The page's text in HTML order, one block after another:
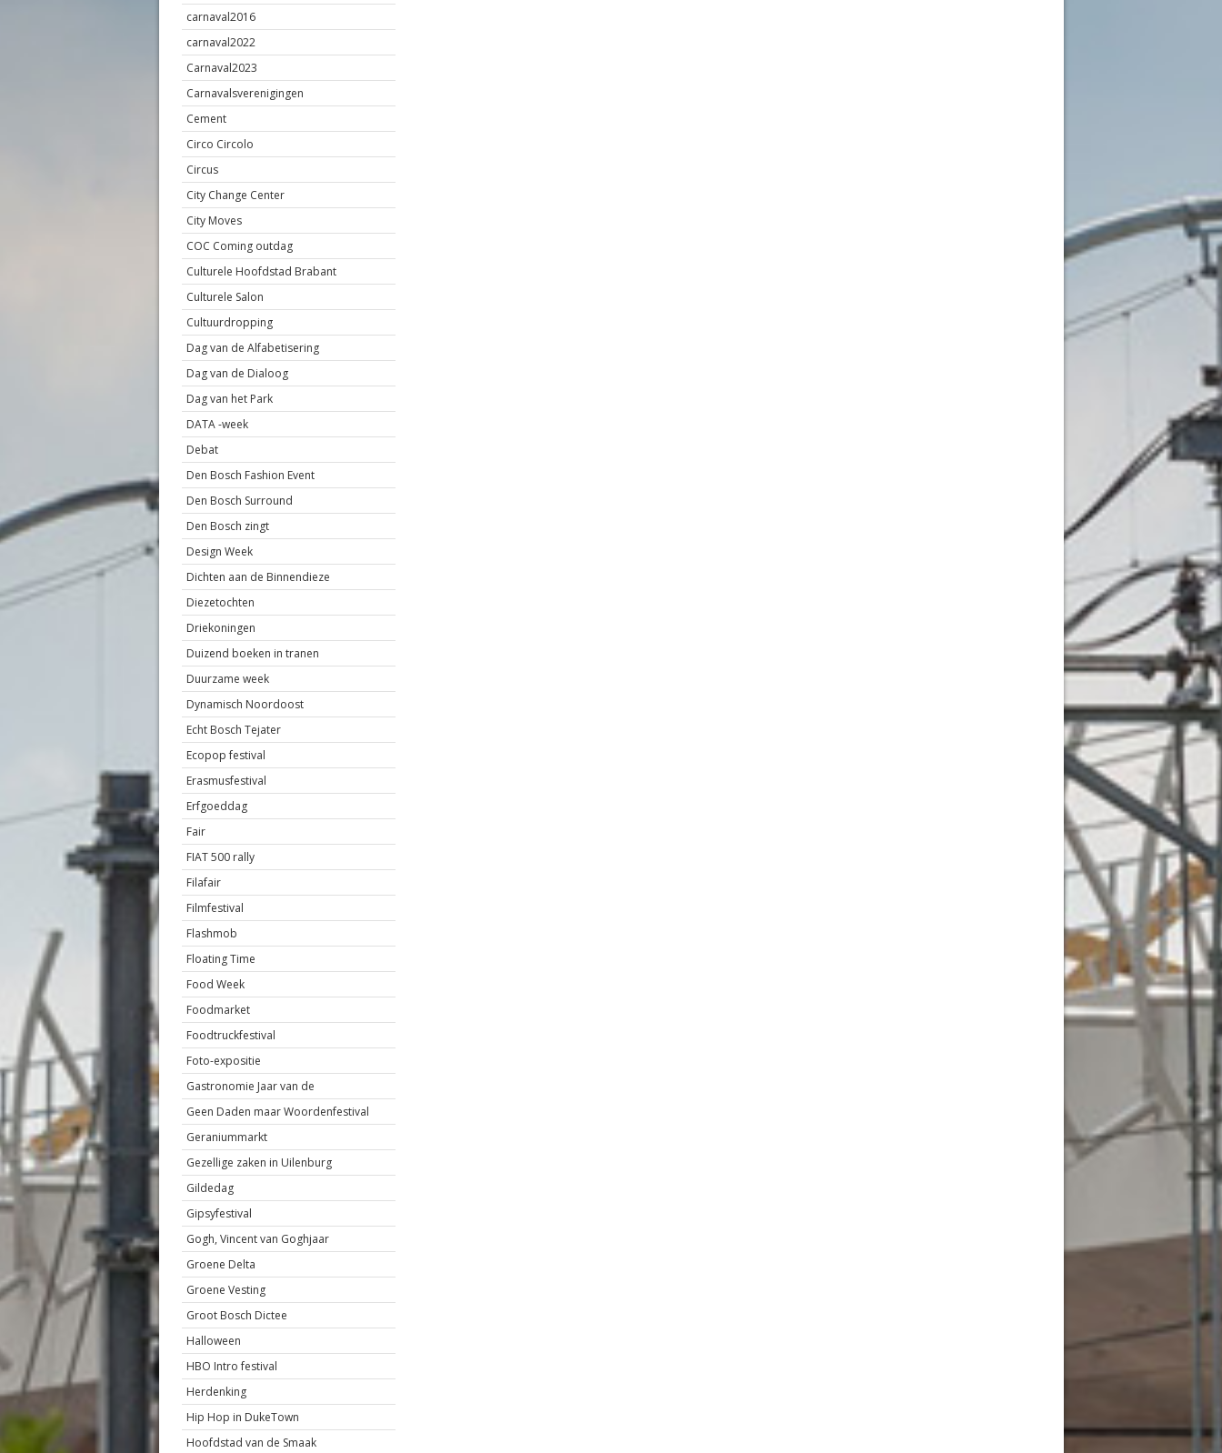
carnaval2016
carnaval2022
Carnaval2023
Carnavalsverenigingen
Cement
Circo Circolo
Circus
City Change Center
City Moves
COC Coming outdag
Culturele Hoofdstad Brabant
Culturele Salon
Cultuurdropping
Dag van de Alfabetisering
Dag van de Dialoog
Dag van het Park
DATA -week
Debat
Den Bosch Fashion Event
Den Bosch Surround
Den Bosch zingt
Design Week
Dichten aan de Binnendieze
Diezetochten
Driekoningen
Duizend boeken in tranen
Duurzame week
Dynamisch Noordoost
Echt Bosch Tejater
Ecopop festival
Erasmusfestival
Erfgoeddag
Fair
FIAT 500 rally
Filafair
Filmfestival
Flashmob
Floating Time
Food Week
Foodmarket
Foodtruckfestival
Foto-expositie
Gastronomie Jaar van de
Geen Daden maar Woordenfestival
Geraniummarkt
Gezellige zaken in Uilenburg
Gildedag
Gipsyfestival
Gogh, Vincent van Goghjaar
Groene Delta
Groene Vesting
Groot Bosch Dictee
Halloween
HBO Intro festival
Herdenking
Hip Hop in DukeTown
Hoofdstad van de Smaak